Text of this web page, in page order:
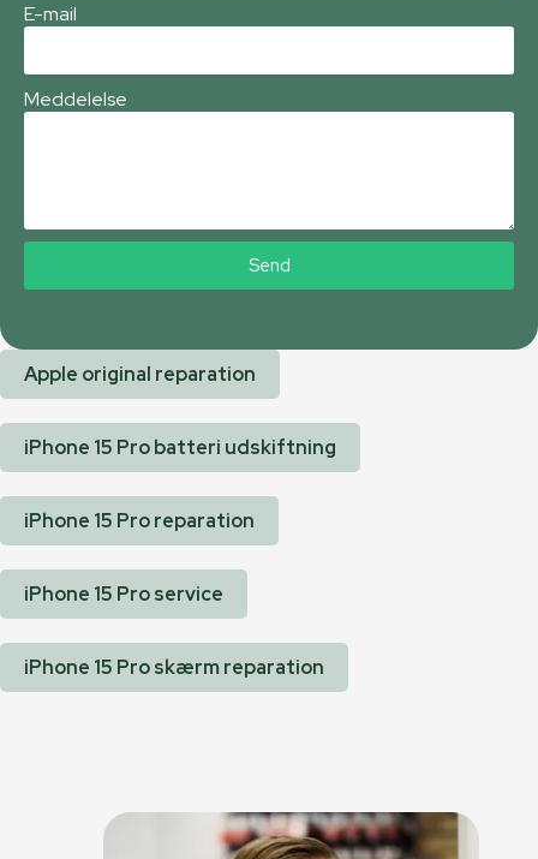
E-mail
Meddelelse
Send
Apple original reparation
iPhone 15 Pro batteri udskiftning
iPhone 15 Pro reparation
iPhone 15 Pro service
iPhone 15 Pro skærm reparation